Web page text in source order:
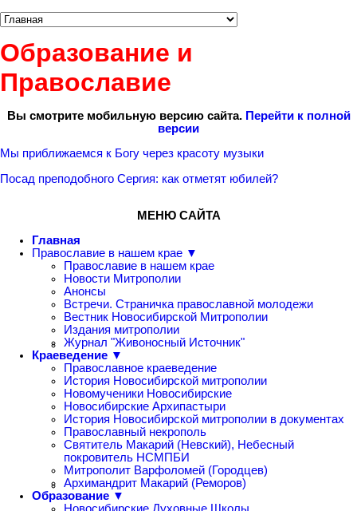
Образование и
Православие
Вы смотрите мобильную версию сайта. Перейти к полной
версии
Мы приближаемся к Богу через красоту музыки
Посад преподобного Сергия: как отметят юбилей?
МЕНЮ САЙТА
Главная
Православие в нашем крае ▼
Православие в нашем крае
Новости Митрополии
Анонсы
Встречи. Страничка православной молодежи
Вестник Новосибирской Митрополии
Издания митрополии
Журнал "Живоносный Источник"
Краеведение ▼
Православное краеведение
История Новосибирской митрополии
Новомученики Новосибирские
Новосибирские Архипастыри
История Новосибирской митрополии в документах
Православный некрополь
Святитель Макарий (Невский), Небесный
покровитель НСМПБИ
Митрополит Варфоломей (Городцев)
Архимандрит Макарий (Реморов)
Образование ▼